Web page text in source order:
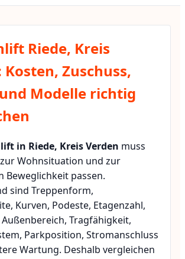
Riede, Kreis
Zuschuss,
Modelle richtig
in Riede, Kreis Verden muss
Wohnsituation und zur
Beweglichkeit passen.
sind Treppenform,
Kurven, Podeste, Etagenzahl,
Tragfähigkeit,
Parkposition, Stromanschluss
Wartung. Deshalb vergleichen